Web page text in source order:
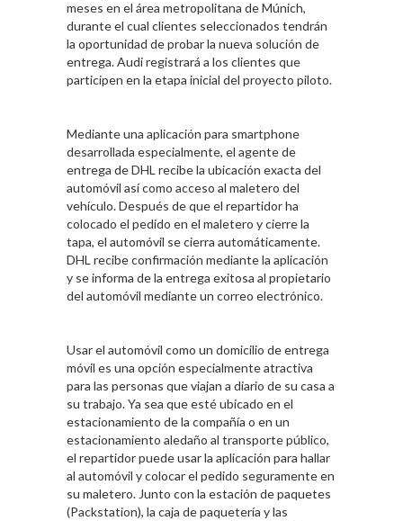
meses en el área metropolitana de Múnich,
durante el cual clientes seleccionados tendrán
la oportunidad de probar la nueva solución de
entrega. Audi registrará a los clientes que
participen en la etapa inicial del proyecto piloto.
Mediante una aplicación para smartphone
desarrollada especialmente, el agente de
entrega de DHL recibe la ubicación exacta del
automóvil así como acceso al maletero del
vehículo. Después de que el repartidor ha
colocado el pedido en el maletero y cierre la
tapa, el automóvil se cierra automáticamente.
DHL recibe confirmación mediante la aplicación
y se informa de la entrega exitosa al propietario
del automóvil mediante un correo electrónico.
Usar el automóvil como un domicilio de entrega
móvil es una opción especialmente atractiva
para las personas que viajan a diario de su casa a
su trabajo. Ya sea que esté ubicado en el
estacionamiento de la compañía o en un
estacionamiento aledaño al transporte público,
el repartidor puede usar la aplicación para hallar
al automóvil y colocar el pedido seguramente en
su maletero. Junto con la estación de paquetes
(Packstation), la caja de paquetería y las